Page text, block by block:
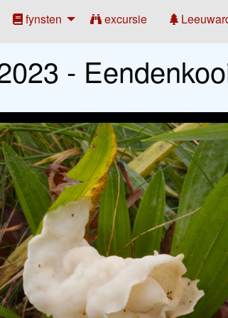
fynsten excursie
-